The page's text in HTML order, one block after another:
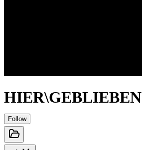
HIER\GEBLIEBEN
Follow